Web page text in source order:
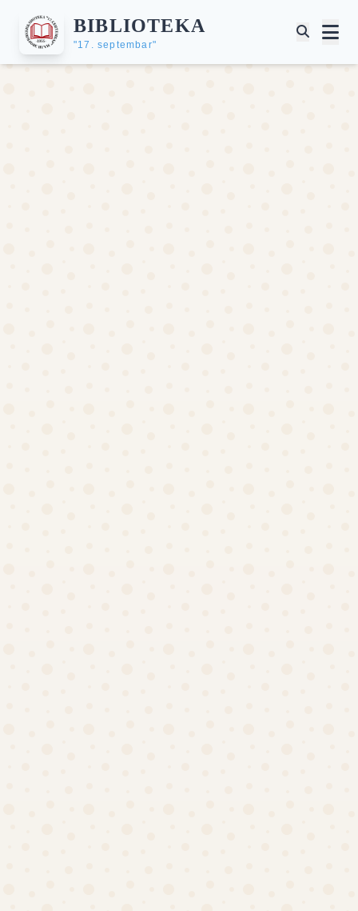
BIBLIOTEKA
"17. septembar"